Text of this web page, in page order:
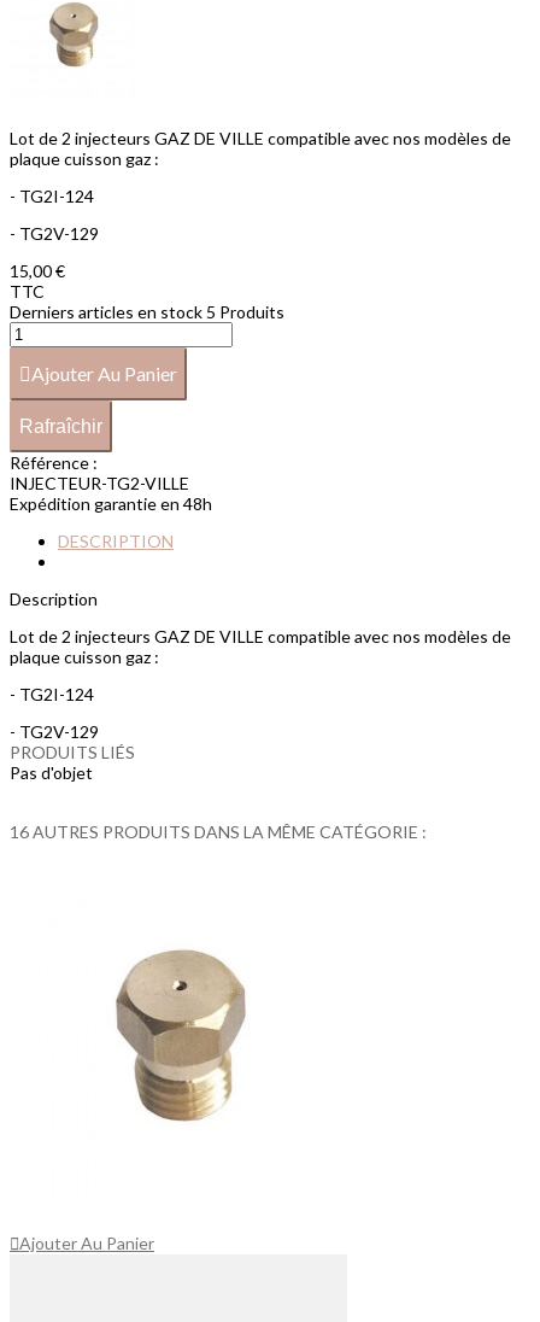
Lot de 2 injecteurs GAZ DE VILLE compatible avec nos modèles de
plaque cuisson gaz :
- TG2I-124
- TG2V-129
15,00 €
TTC
Derniers articles en stock 5 Produits
Ajouter Au Panier
Référence :
INJECTEUR-TG2-VILLE
Expédition garantie en 48h
DESCRIPTION
Description
Lot de 2 injecteurs GAZ DE VILLE compatible avec nos modèles de
plaque cuisson gaz :
- TG2I-124
- TG2V-129
PRODUITS LIÉS
Pas d'objet
16 AUTRES PRODUITS DANS LA MÊME CATÉGORIE :
Ajouter Au Panier